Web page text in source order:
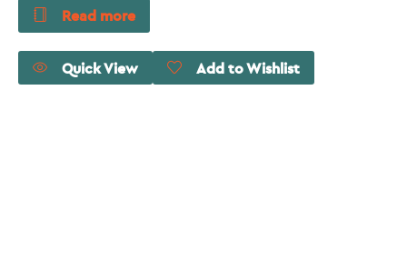
Read more
Quick View Add to Wishlist